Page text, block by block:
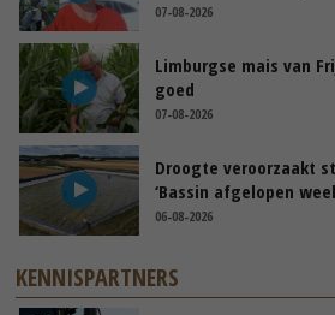
07-08-2026
Limburgse mais van
goed
07-08-2026
Droogte veroorzaakt
‘Bassin afgelopen
06-08-2026
KENNISPARTNERS